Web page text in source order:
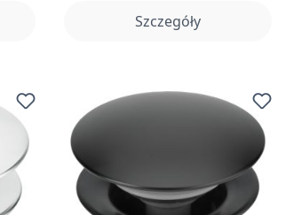
Szczegóły